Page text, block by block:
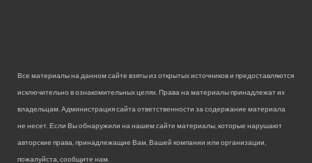
Все материалы на данном сайте взяты из открытых источников и предоставляются
исключительно в ознакомительных целях. Права на материалы принадлежат их
владельцам. Администрация сайта ответственности за содержание материала
не несет. Если Вы обнаружили на нашем сайте материалы, которые нарушают
авторские права, принадлежащие Вам, Вашей компании или организации,
пожалуйста, сообщите нам.